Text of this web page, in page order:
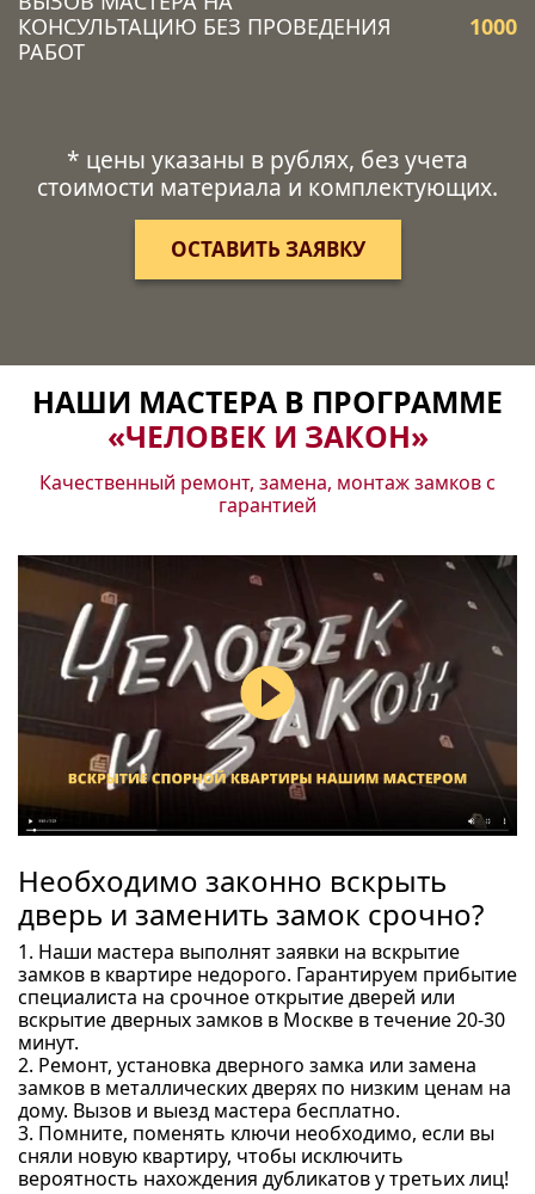
КОНСУЛЬТАЦИЮ БЕЗ ПРОВЕДЕНИЯ
РАБОТ
1000
* цены указаны в рублях, без учета
стоимости материала и комплектующих.
ОСТАВИТЬ ЗАЯВКУ
НАШИ МАСТЕРА В ПРОГРАММЕ
«ЧЕЛОВЕК И ЗАКОН»
Качественный ремонт, замена, монтаж замков с
гарантией
Необходимо законно вскрыть
дверь и заменить замок срочно?
1. Наши мастера выполнят заявки на вскрытие
замков в квартире недорого. Гарантируем прибытие
специалиста на срочное открытие дверей или
вскрытие дверных замков в Москве в течение 20-30
минут.
2. Ремонт, установка дверного замка или замена
замков в металлических дверях по низким ценам на
дому. Вызов и выезд мастера бесплатно.
3. Помните, поменять ключи необходимо, если вы
сняли новую квартиру, чтобы исключить
вероятность нахождения дубликатов у третьих лиц!